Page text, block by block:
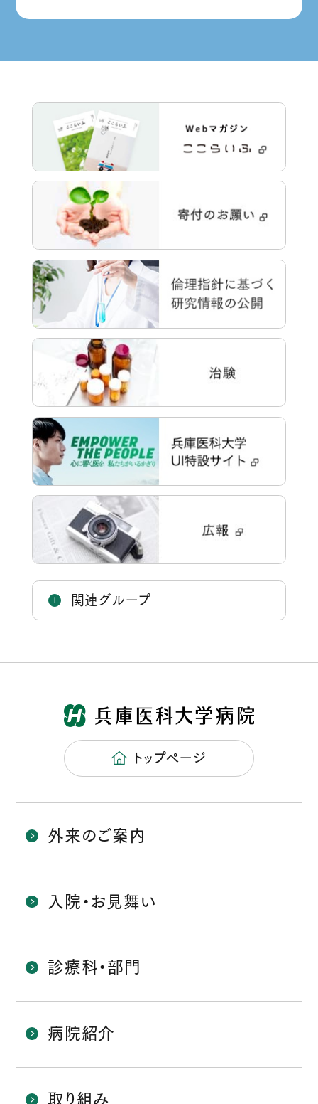
関連グループ
トップページ
外来のご案内
入院・お見舞い
診療科・部門
病院紹介
取り組み